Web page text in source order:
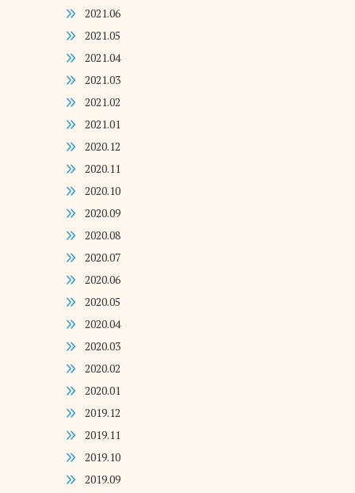
2021.06
2021.05
2021.04
2021.03
2021.02
2021.01
2020.12
2020.11
2020.10
2020.09
2020.08
2020.07
2020.06
2020.05
2020.04
2020.03
2020.02
2020.01
2019.12
2019.11
2019.10
2019.09